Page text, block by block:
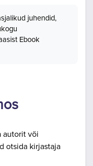
juhendid,
Ebook
autorit või
otsida kirjastaja